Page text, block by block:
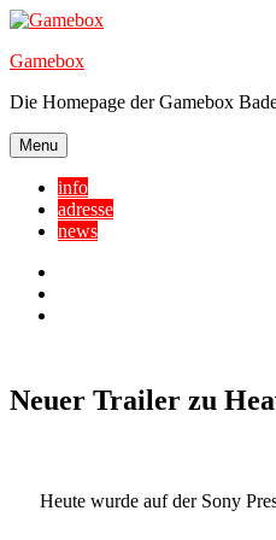
Skip
content
Gamebox
Die Homepage der Gamebox
Menu
info
adresse
news
Neuer Trailer zu
Heute wurde auf der Sony